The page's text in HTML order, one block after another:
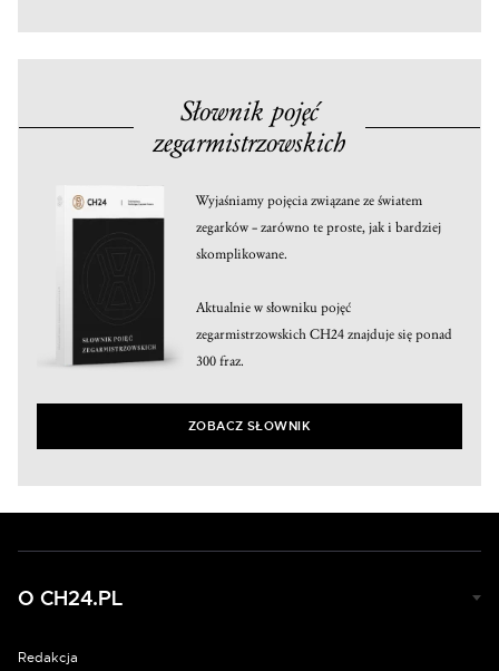
Słownik pojęć
zegarmistrzowskich
Wyjaśniamy pojęcia związane ze światem
zegarków – zarówno te proste, jak i bardziej
skomplikowane.
Aktualnie w słowniku pojęć
zegarmistrzowskich CH24 znajduje się ponad
300 fraz.
ZOBACZ SŁOWNIK
O CH24.PL
Redakcja